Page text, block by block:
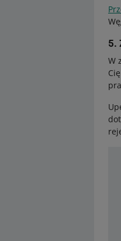
5.
W